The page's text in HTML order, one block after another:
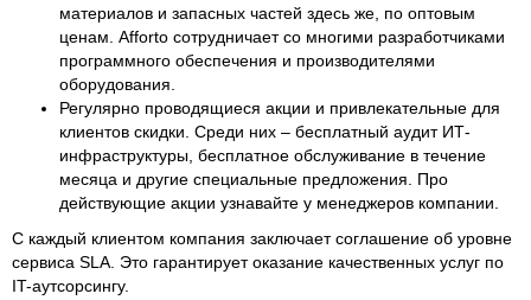
материалов и запасных частей здесь же, по оптовым
ценам. Afforto сотрудничает со многими разработчиками
программного обеспечения и производителями
оборудования.
Регулярно проводящиеся акции и привлекательные для
клиентов скидки. Среди них – бесплатный аудит ИТ-
инфраструктуры, бесплатное обслуживание в течение
месяца и другие специальные предложения. Про
действующие акции узнавайте у менеджеров компании.
С каждый клиентом компания заключает соглашение об уровне
сервиса SLA. Это гарантирует оказание качественных услуг по
IT-аутсорсингу.